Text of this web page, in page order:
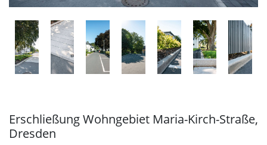
Erschließung Wohngebiet Maria-Kirch-Straße,
Dresden